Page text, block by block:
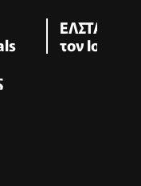
ΕΛΣΤΑΤ:
τον Ιούνιο